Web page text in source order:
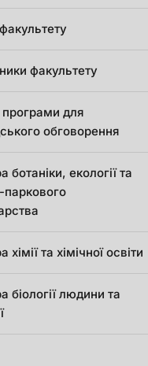
факультету
факультету
програми для
обговорення
ботаніки, екології та
хімії та хімічної освіти
біології людини та